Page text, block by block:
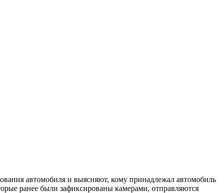
автомобиля и выясняют, кому принадлежал автомобиль
ранее были зафиксированы камерами, отправляются